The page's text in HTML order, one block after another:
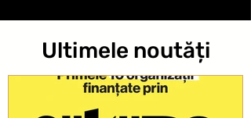
Ultimele noutăți